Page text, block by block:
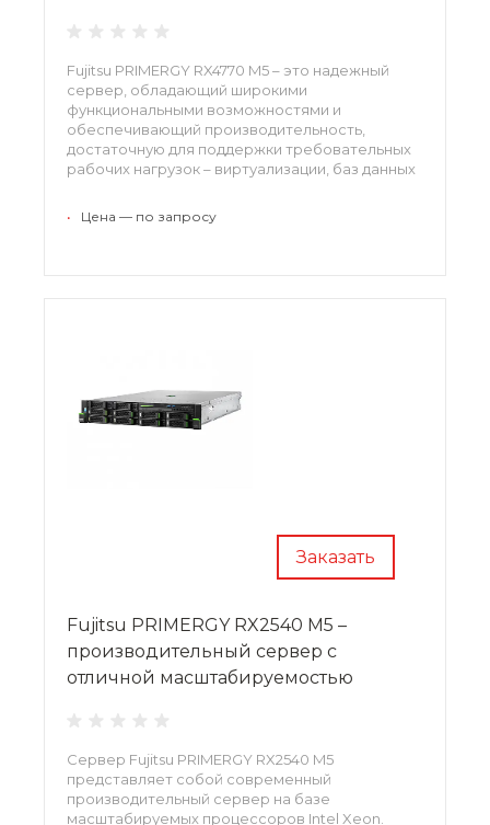
Fujitsu PRIMERGY RX4770 M5 – это надежный
сервер, обладающий широкими
функциональными возможностями и
обеспечивающий производительность,
достаточную для поддержки требовательных
рабочих нагрузок – виртуализации, баз данных
• Цена — по запросу
Заказать
Fujitsu PRIMERGY RX2540 M5 –
производительный сервер с
отличной масштабируемостью
Сервер Fujitsu PRIMERGY RX2540 M5
представляет собой современный
производительный сервер на базе
масштабируемых процессоров Intel Xeon.